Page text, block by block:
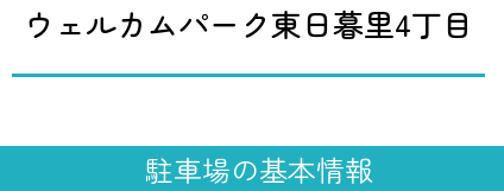
ウェルカムパーク東日暮里4丁目
駐車場の基本情報